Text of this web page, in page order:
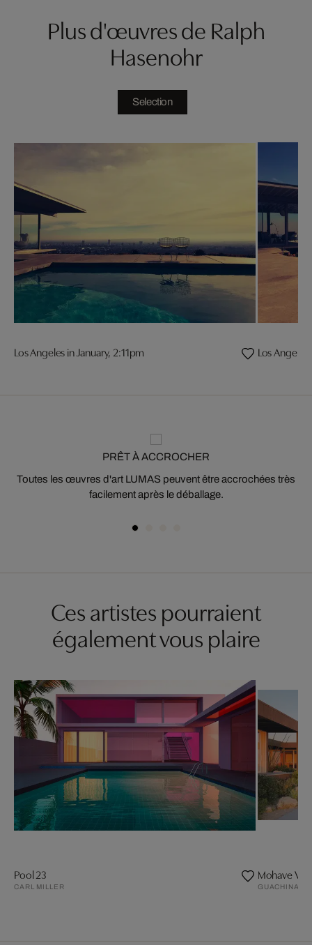
Plus d'œuvres de Ralph
Hasenohr
Selection
Los Angeles in January, 2:11pm Los
PRÊT À ACCROCHER
Toutes les œuvres d'art LUMAS peuvent être accrochées très
facilement après le déballage.
Ces artistes pourraient
également vous plaire
Pool 23
CARL MILLER
Mohave